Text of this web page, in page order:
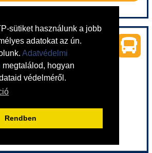
sütiket használunk a jobb
adatokat az ún.
Adatvédelmi
megtalálod, hogyan
védelméről.
Rendben
apartmanház, busszal
Görögország
Város:Paralia
módja:Busszal
3-4 ágyas stúdió
Időtartam: